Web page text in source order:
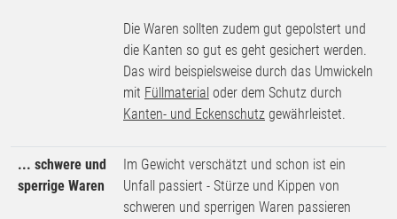
Die Waren sollten zudem gut gepolstert und
die Kanten so gut es geht gesichert werden.
Das wird beispielsweise durch das Umwickeln
mit Füllmaterial oder dem Schutz durch
Kanten- und Eckenschutz gewährleistet.
... schwere und
sperrige Waren
Im Gewicht verschätzt und schon ist ein
Unfall passiert - Stürze und Kippen von
schweren und sperrigen Waren passieren